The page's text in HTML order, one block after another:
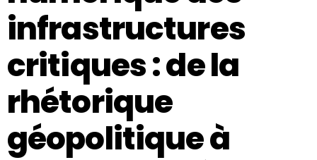
infrastructures
critiques : de la
rhétorique
géopolitique à